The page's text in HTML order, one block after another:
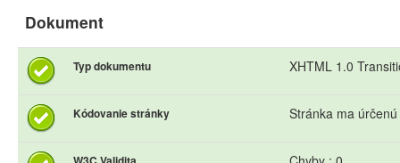
Dokument
Typ dokumentu XHTML 1.0
Kódovanie stránky Stránka ma